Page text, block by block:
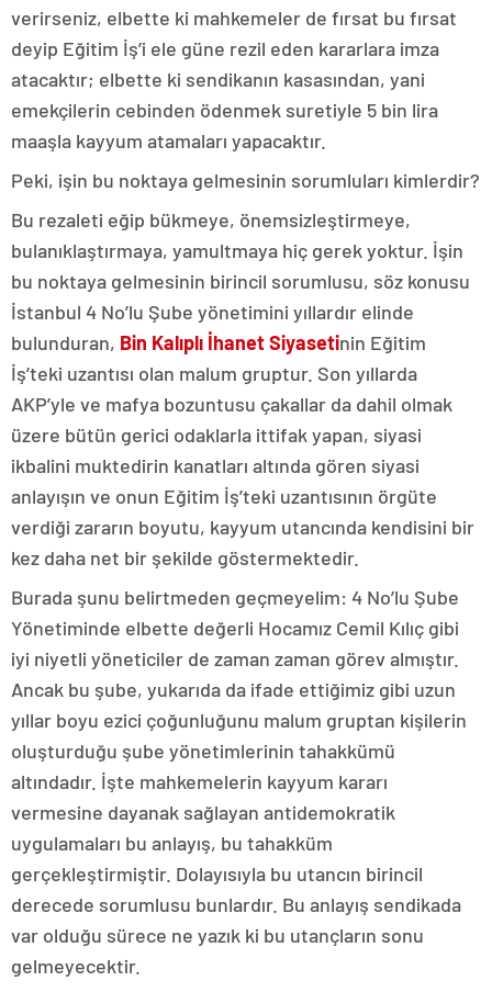
verirseniz, elbette ki mahkemeler de fırsat bu fırsat
deyip Eğitim İş’i ele güne rezil eden kararlara imza
atacaktır; elbette ki sendikanın kasasından, yani
emekçilerin cebinden ödenmek suretiyle 5 bin lira
maaşla kayyum atamaları yapacaktır.
Peki, işin bu noktaya gelmesinin sorumluları kimlerdir?
Bu rezaleti eğip bükmeye, önemsizleştirmeye,
bulanıklaştırmaya, yamultmaya hiç gerek yoktur. İşin
bu noktaya gelmesinin birincil sorumlusu, söz konusu
İstanbul 4 No’lu Şube yönetimini yıllardır elinde
bulunduran, Bin Kalıplı İhanetSiyasetinin Eğitim
İş’teki uzantısı olan malum gruptur. Son yıllarda
AKP’yle ve mafya bozuntusu çakallar da dahil olmak
üzere bütün gerici odaklarla ittifak yapan, siyasi
ikbalini muktedirin kanatları altında gören siyasi
anlayışın ve onun Eğitim İş’teki uzantısının örgüte
verdiği zararın boyutu, kayyum utancında kendisini bir
kez daha net bir şekilde göstermektedir.
Burada şunu belirtmeden geçmeyelim: 4 No’lu Şube
Yönetiminde elbette değerli Hocamız Cemil Kılıç gibi
iyi niyetli yöneticiler de zaman zaman görev almıştır.
Ancak bu şube, yukarıda da ifade ettiğimiz gibi uzun
yıllar boyu ezici çoğunluğunu malum gruptan kişilerin
oluşturduğu şube yönetimlerinin tahakkümü
altındadır. İşte mahkemelerin kayyum kararı
vermesine dayanak sağlayan antidemokratik
uygulamaları bu anlayış, bu tahakküm
gerçekleştirmiştir. Dolayısıyla bu utancın birincil
derecede sorumlusu bunlardır. Bu anlayış sendikada
var olduğu sürece ne yazık ki bu utançların sonu
gelmeyecektir.